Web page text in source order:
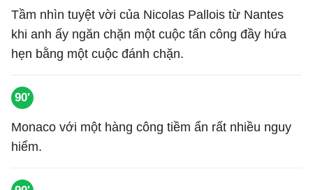
Tầm nhìn tuyệt vời của Nicolas Pallois từ Nantes
khi anh ấy ngăn chặn một cuộc tấn công đầy hứa
hẹn bằng một cuộc đánh chặn.
90'
Monaco với một hàng công tiềm ẩn rất nhiều nguy
hiểm.